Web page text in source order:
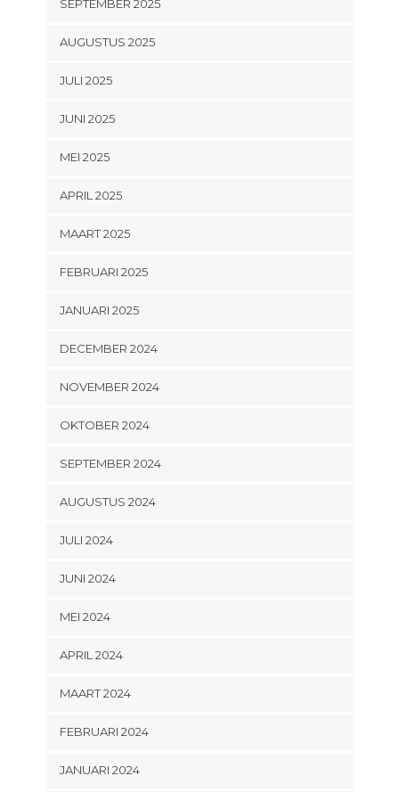
SEPTEMBER 2025
AUGUSTUS 2025
JULI 2025
JUNI 2025
MEI 2025
APRIL 2025
MAART 2025
FEBRUARI 2025
JANUARI 2025
DECEMBER 2024
NOVEMBER 2024
OKTOBER 2024
SEPTEMBER 2024
AUGUSTUS 2024
JULI 2024
JUNI 2024
MEI 2024
APRIL 2024
MAART 2024
FEBRUARI 2024
JANUARI 2024